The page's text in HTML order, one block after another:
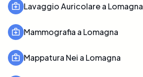
Lavaggio Auricolare a Lomagna
Mammografia a Lomagna
Mappatura Nei a Lomagna